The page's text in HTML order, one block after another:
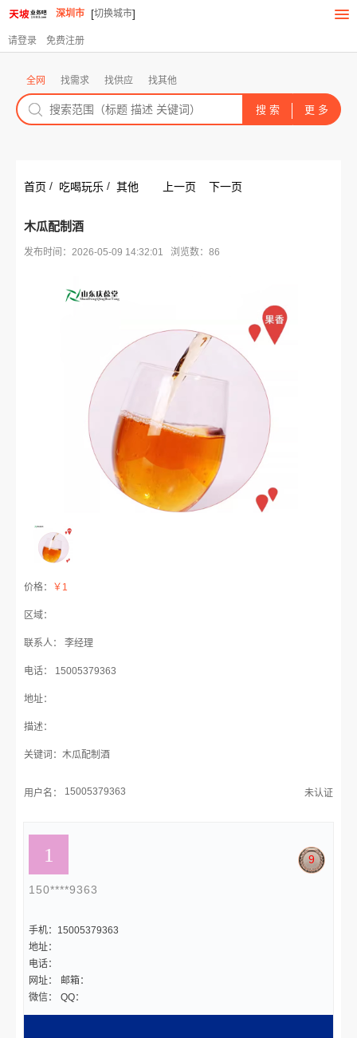
深圳市 [切换城市]
请登录 免费注册
全网 找需求 找供应 找其他
首页 / 吃喝玩乐 / 其他 上一页 下一页
木瓜配制酒
发布时间：2026-05-09 14:32:01 浏览数：86
价格： ￥1
区域：
联系人： 李经理
电话： 15005379363
地址：
描述：
关键词：木瓜配制酒
用户名： 15005379363 未认证
150****9363
9
手机：15005379363
地址：
电话：
网址：
邮箱：
微信：
QQ：